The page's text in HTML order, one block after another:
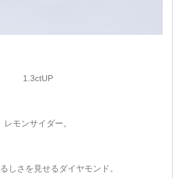
1.3ctUP
レモンサイダー。
しさを見せるダイヤモンド。